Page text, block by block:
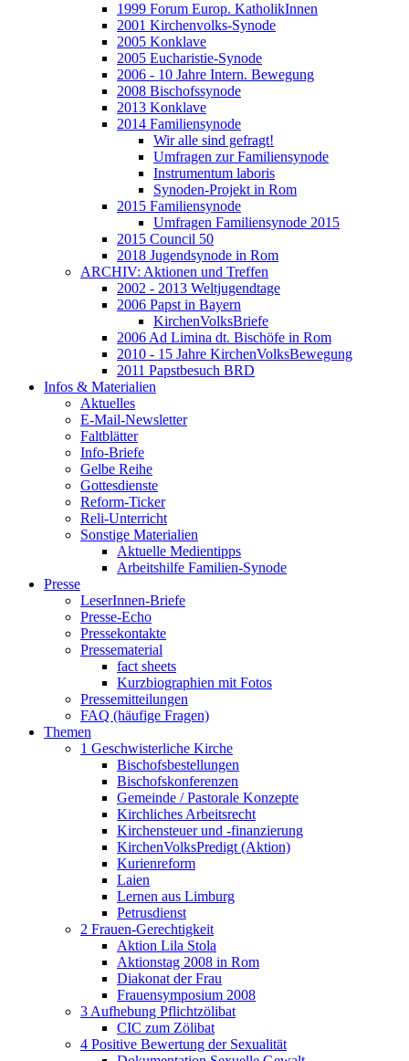
1999 Forum Europ. KatholikInnen
2001 Kirchenvolks-Synode
2005 Konklave
2005 Eucharistie-Synode
2006 - 10 Jahre Intern. Bewegung
2008 Bischofssynode
2013 Konklave
2014 Familiensynode
Wir alle sind gefragt!
Umfragen zur Familiensynode
Instrumentum laboris
Synoden-Projekt in Rom
2015 Familiensynode
Umfragen Familiensynode 2015
2015 Council 50
2018 Jugendsynode in Rom
ARCHIV: Aktionen und Treffen
2002 - 2013 Weltjugendtage
2006 Papst in Bayern
KirchenVolksBriefe
2006 Ad Limina dt. Bischöfe in Rom
2010 - 15 Jahre KirchenVolksBewegung
2011 Papstbesuch BRD
Infos & Materialien
Aktuelles
E-Mail-Newsletter
Faltblätter
Info-Briefe
Gelbe Reihe
Gottesdienste
Reform-Ticker
Reli-Unterricht
Sonstige Materialien
Aktuelle Medientipps
Arbeitshilfe Familien-Synode
Presse
LeserInnen-Briefe
Presse-Echo
Pressekontakte
Pressematerial
fact sheets
Kurzbiographien mit Fotos
Pressemitteilungen
FAQ (häufige Fragen)
Themen
1 Geschwisterliche Kirche
Bischofsbestellungen
Bischofskonferenzen
Gemeinde / Pastorale Konzepte
Kirchliches Arbeitsrecht
Kirchensteuer und -finanzierung
KirchenVolksPredigt (Aktion)
Kurienreform
Laien
Lernen aus Limburg
Petrusdienst
2 Frauen-Gerechtigkeit
Aktion Lila Stola
Aktionstag 2008 in Rom
Diakonat der Frau
Frauensymposium 2008
3 Aufhebung Pflichtzölibat
CIC zum Zölibat
4 Positive Bewertung der Sexualität